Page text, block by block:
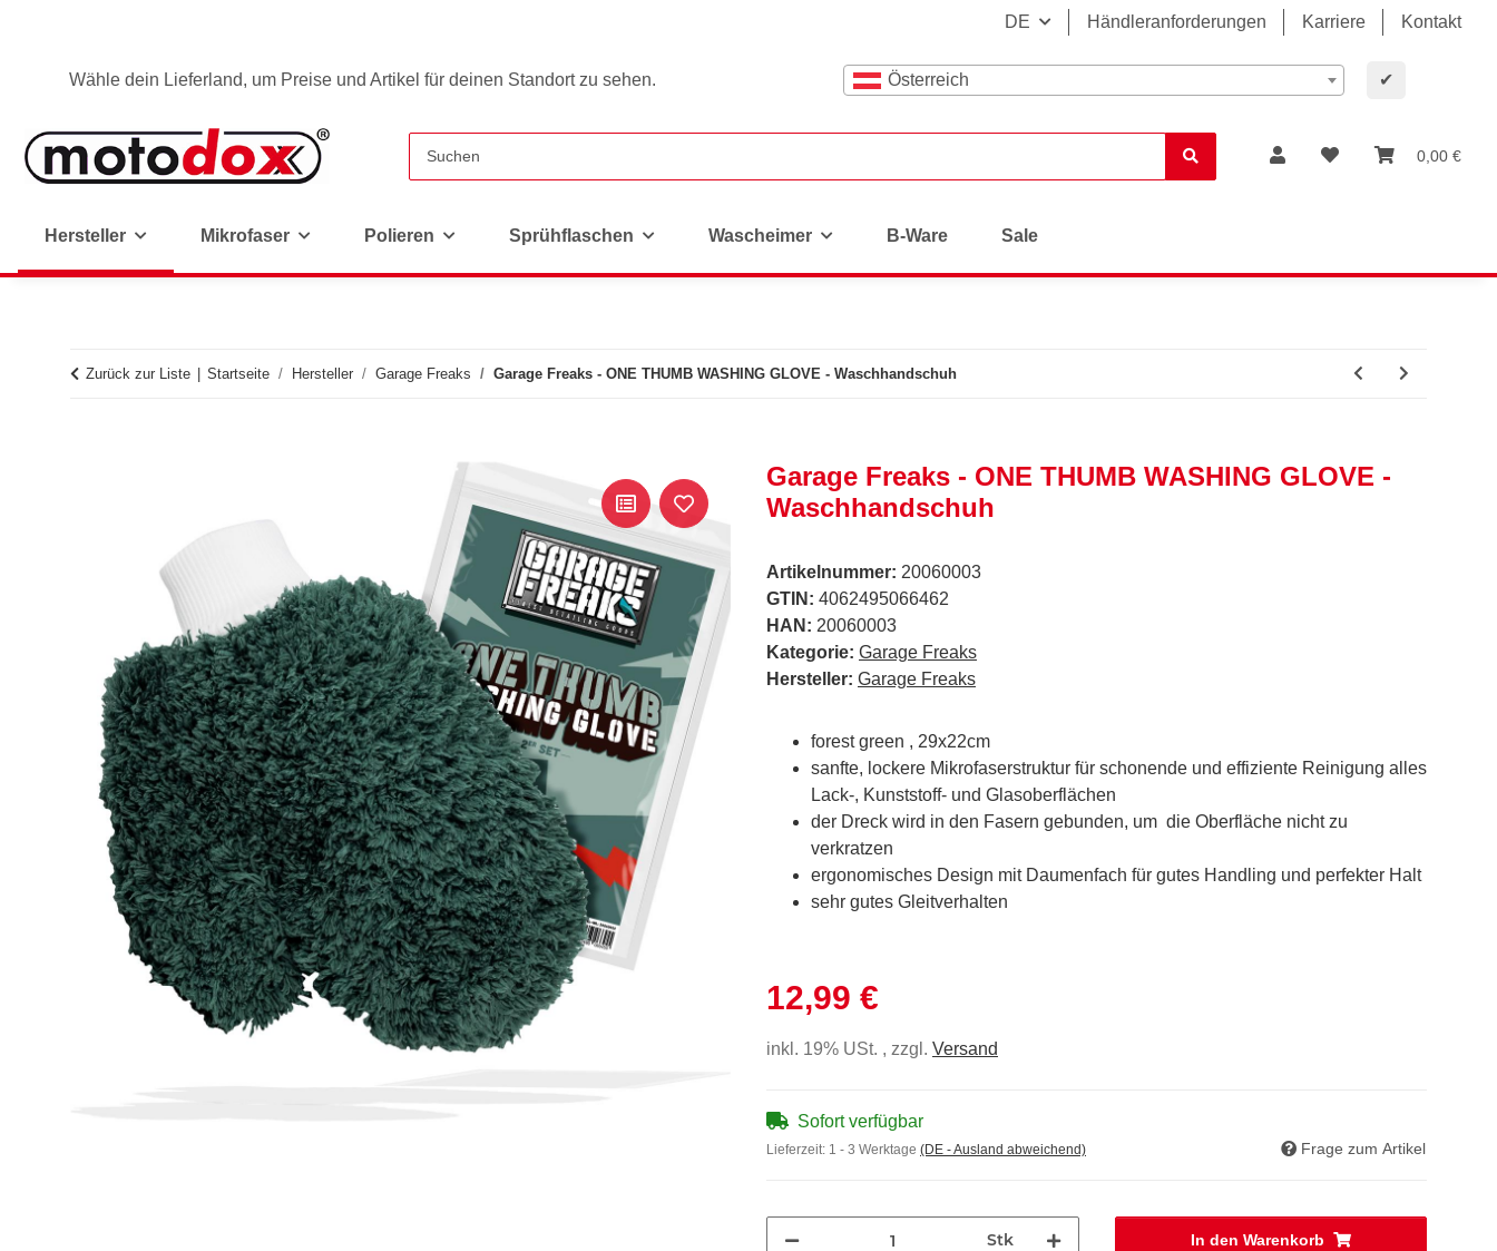
DE Händleranforderungen Karriere Kontakt
Wähle dein Lieferland, um Preise und Artikel für deinen Standort zu sehen. Österreich ✔
0,00 €
Hersteller Mikrofaser Polieren Sprühflaschen Wascheimer B-Ware Sale
Zurück zur Liste Startseite Hersteller Garage Freaks Garage Freaks - ONE THUMB WASHING GLOVE - Waschhandschuh
Garage Freaks - ONE THUMB WASHING GLOVE -
Waschhandschuh
Artikelnummer: 20060003
GTIN: 4062495066462
HAN: 20060003
Kategorie: Garage Freaks
Hersteller: Garage Freaks
forest green , 29x22cm
sanfte, lockere Mikrofaserstruktur für schonende und effiziente Reinigung alles
Lack-, Kunststoff- und Glasoberflächen
der Dreck wird in den Fasern gebunden, um die Oberfläche nicht zu
verkratzen
ergonomisches Design mit Daumenfach für gutes Handling und perfekter Halt
sehr gutes Gleitverhalten
12,99 €
inkl. 19% USt. , zzgl. Versand
Sofort verfügbar
Lieferzeit: 1 - 3 Werktage (DE - Ausland abweichend) Frage zum Artikel
Stk In den Warenkorb